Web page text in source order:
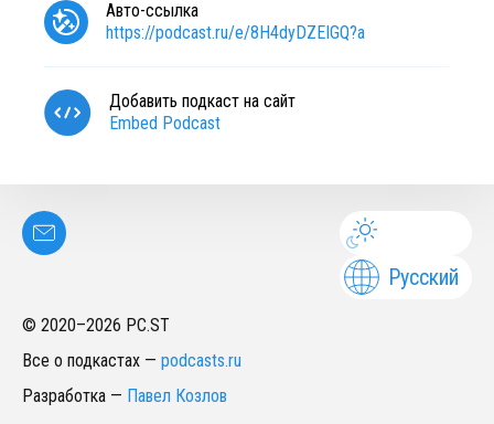
Авто-ссылка
https://podcast.ru/e/8H4dyDZEIGQ?a
Добавить подкаст на сайт
Embed Podcast
Русский
© 2020–2026 PC.ST
Все о подкастах — podcasts.ru
Разработка — Павел Козлов